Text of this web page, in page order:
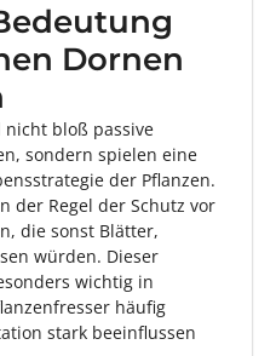
Dornen
bloß passive
sondern spielen eine
der Pflanzen.
der Regel der Schutz vor
die sonst Blätter,
würden. Dieser
wichtig in
häufig
stark beeinflussen